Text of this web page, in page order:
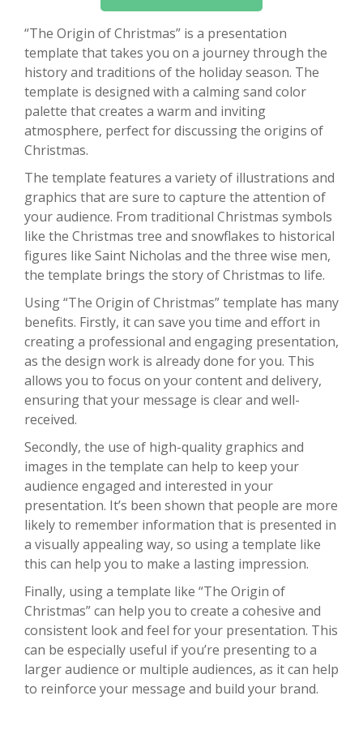
“The Origin of Christmas” is a presentation
template that takes you on a journey through the
history and traditions of the holiday season. The
template is designed with a calming sand color
palette that creates a warm and inviting
atmosphere, perfect for discussing the origins of
Christmas.
The template features a variety of illustrations and
graphics that are sure to capture the attention of
your audience. From traditional Christmas symbols
like the Christmas tree and snowflakes to historical
figures like Saint Nicholas and the three wise men,
the template brings the story of Christmas to life.
Using “The Origin of Christmas” template has many
benefits. Firstly, it can save you time and effort in
creating a professional and engaging presentation,
as the design work is already done for you. This
allows you to focus on your content and delivery,
ensuring that your message is clear and well-
received.
Secondly, the use of high-quality graphics and
images in the template can help to keep your
audience engaged and interested in your
presentation. It’s been shown that people are more
likely to remember information that is presented in
a visually appealing way, so using a template like
this can help you to make a lasting impression.
Finally, using a template like “The Origin of
Christmas” can help you to create a cohesive and
consistent look and feel for your presentation. This
can be especially useful if you’re presenting to a
larger audience or multiple audiences, as it can help
to reinforce your message and build your brand.